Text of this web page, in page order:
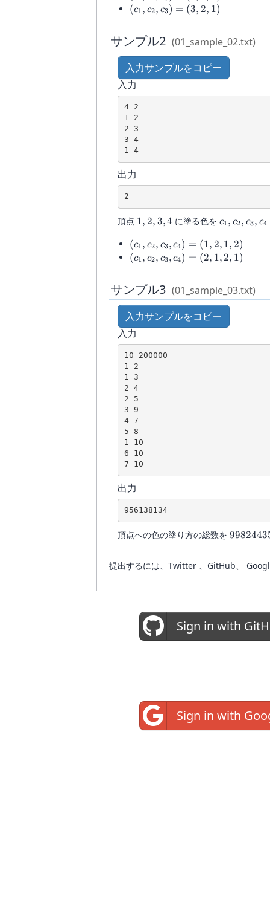
3, 2)
= (2,
1, 3)
c_3)
= (2,
c_2,
c_3)
1, 2)
(c_1,
c_3)
= (3,
2, 1)
(c1 , c2, c3) = (3, 2, 1)
サンプル2 (01_sample_02.txt)
入力サンプルをコピー
入力
4 2
1 2
2 3
3 4
1 4
出力
2
頂点 1,
3,
4
1, 2, 3,4 に塗る色をc_1,
c_3,
c_4
c1 , c2, c3, c4
(c_1,
c_2,
c_3,
= (1,
2, 1,
2)
(c1 , c2, c3, c4) = (1, 2, 1, 2)
(c_1,
c_3,
c_4)
= (2,
1, 2,
1)
(c1 , c2, c3, c4) = (2, 1,2, 1)
サンプル3 (01_sample_03.txt)
入力サンプルをコピー
入力
10 200000
1 2
1 3
2 4
2 5
3 9
4 7
5 8
1 10
6 10
7 10
出力
956138134
頂点への色の塗り方の総数を
提出するには、Twitter 、GitHub、
Sign in with
Sign in with